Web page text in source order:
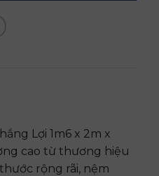
Lợi 1m6 x 2m x
cao từ thương hiệu
rộng rãi, nệm